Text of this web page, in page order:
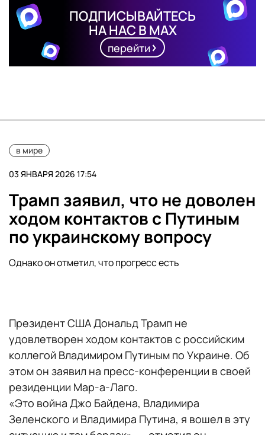
ПОДПИСЫВАЙТЕСЬ
НА НАС В MAX
перейти
в мире
03 ЯНВАРЯ 2026 17:54
Трамп заявил, что не доволен
ходом контактов с Путиным
по украинскому вопросу
Однако он отметил, что прогресс есть
Президент США Дональд Трамп не
удовлетворен ходом контактов с российским
коллегой Владимиром Путиным по Украине. Об
этом он заявил на пресс-конференции в своей
резиденции Мар-а-Лаго.
«Это война Джо Байдена, Владимира
Зеленского и Владимира Путина, я вошел в эту